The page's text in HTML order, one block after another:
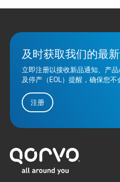
及时获取我们的最新
立即注册以接收新品通知、产
及停产（EOL）提醒，确保您不
注册